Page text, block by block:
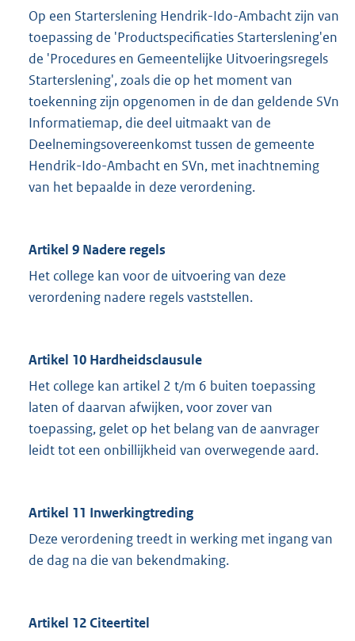
Op een Starterslening Hendrik-Ido-Ambacht zijn van
toepassing de 'Productspecificaties Starterslening'en
de 'Procedures en Gemeentelijke Uitvoeringsregels
Starterslening', zoals die op het moment van
toekenning zijn opgenomen in de dan geldende SVn
Informatiemap, die deel uitmaakt van de
Deelnemingsovereenkomst tussen de gemeente
Hendrik-Ido-Ambacht en SVn, met inachtneming
van het bepaalde in deze verordening.
Artikel 9 Nadere regels
Het college kan voor de uitvoering van deze
verordening nadere regels vaststellen.
Artikel 10 Hardheidsclausule
Het college kan artikel 2 t/m 6 buiten toepassing
laten of daarvan afwijken, voor zover van
toepassing, gelet op het belang van de aanvrager
leidt tot een onbillijkheid van overwegende aard.
Artikel 11 Inwerkingtreding
Deze verordening treedt in werking met ingang van
de dag na die van bekendmaking.
Artikel 12 Citeertitel